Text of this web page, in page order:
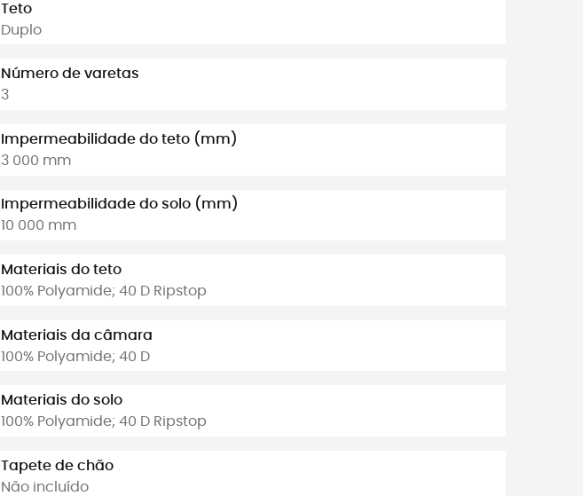
Teto
Duplo
Número de varetas
3
Impermeabilidade do teto (mm)
3 000 mm
Impermeabilidade do solo (mm)
10 000 mm
Materiais do teto
100% Polyamide; 40 D Ripstop
Materiais da câmara
100% Polyamide; 40 D
Materiais do solo
100% Polyamide; 40 D Ripstop
Tapete de chão
Não incluído